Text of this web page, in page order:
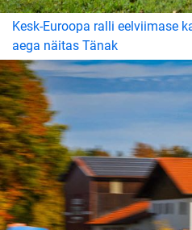
Kesk-Euroopa ralli eelviimase
aega näitas Tänak